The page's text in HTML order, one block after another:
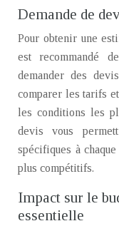
Demande de
Pour obtenir une
est recommandé
demander des
comparer les tarifs
les conditions les
devis vous
spécifiques à
plus compétitifs.
Impact sur le
essentielle